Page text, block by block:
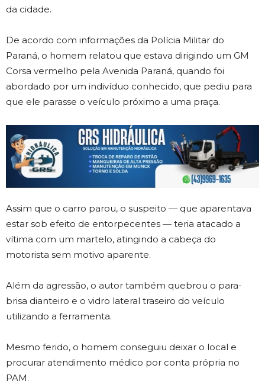
da cidade.
De acordo com informações da Polícia Militar do
Paraná, o homem relatou que estava dirigindo um GM
Corsa vermelho pela Avenida Paraná, quando foi
abordado por um indivíduo conhecido, que pediu para
que ele parasse o veículo próximo a uma praça.
Assim que o carro parou, o suspeito — que aparentava
estar sob efeito de entorpecentes — teria atacado a
vítima com um martelo, atingindo a cabeça do
motorista sem motivo aparente.
Além da agressão, o autor também quebrou o para-
brisa dianteiro e o vidro lateral traseiro do veículo
utilizando a ferramenta.
Mesmo ferido, o homem conseguiu deixar o local e
procurar atendimento médico por conta própria no
PAM.